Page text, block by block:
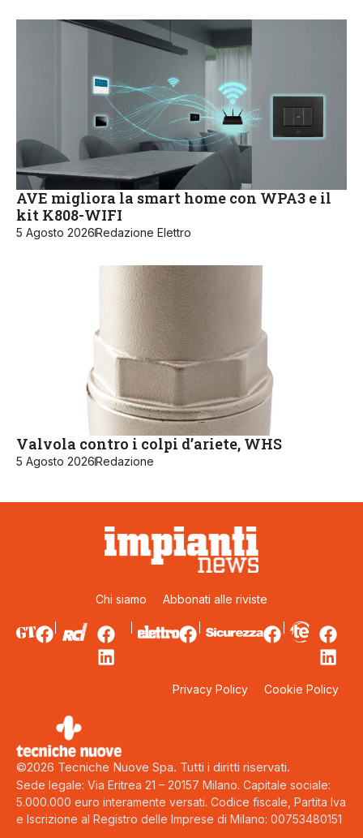
AVE migliora la smart home con WPA3 e il
kit K808-WIFI
5 Agosto 2026Redazione Elettro
Valvola contro i colpi d’ariete, WHS
5 Agosto 2026Redazione
Chi siamo Abbonati alle riviste
Privacy Policy Cookie Policy
©2026 Tecniche Nuove Spa. Tutti i diritti riservati.
Sede legale: Via Eritrea 21 – 20157 Milano. Capitale sociale:
5.000.000 euro interamente versati. Codice fiscale, Partita Iva
e Iscrizione al Registro delle Imprese di Milano: 00753480151